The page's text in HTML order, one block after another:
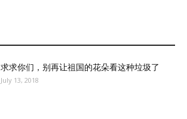
求求你们，别再让祖国的花朵看这种垃圾了
July 13, 2018